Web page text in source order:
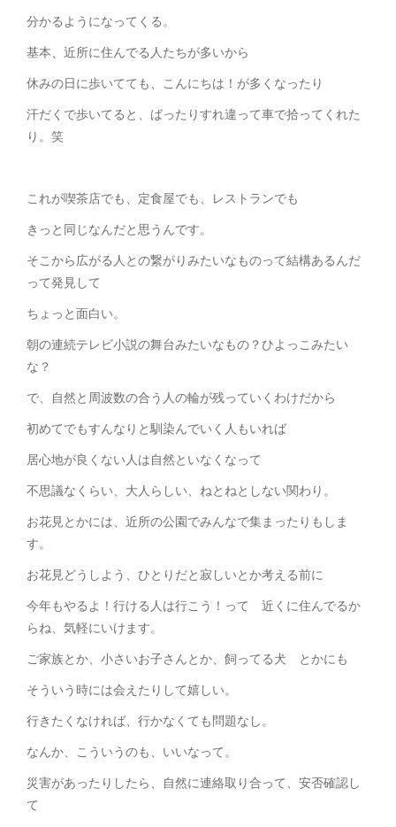
分かるようになってくる。
基本、近所に住んでる人たちが多いから
休みの日に歩いてても、こんにちは！が多くなったり
汗だくで歩いてると、ばったりすれ違って車で拾ってくれた
り。笑
これが喫茶店でも、定食屋でも、レストランでも
きっと同じなんだと思うんです。
そこから広がる人との繋がりみたいなものって結構あるんだ
って発見して
ちょっと面白い。
朝の連続テレビ小説の舞台みたいなもの？ひよっこみたい
な？
で、自然と周波数の合う人の輪が残っていくわけだから
初めてでもすんなりと馴染んでいく人もいれば
居心地が良くない人は自然といなくなって
不思議なくらい、大人らしい、ねとねとしない関わり。
お花見とかには、近所の公園でみんなで集まったりもしま
す。
お花見どうしよう、ひとりだと寂しいとか考える前に
今年もやるよ！行ける人は行こう！って 近くに住んでるか
らね、気軽にいけます。
ご家族とか、小さいお子さんとか、飼ってる犬 とかにも
そういう時には会えたりして嬉しい。
行きたくなければ、行かなくても問題なし。
なんか、こういうのも、いいなって。
災害があったりしたら、自然に連絡取り合って、安否確認し
て